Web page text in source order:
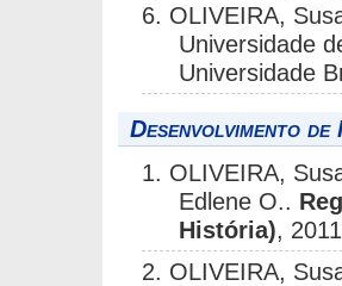
6. OLIVEIRA,
Universidade
Universidade
Desenvolvimento
1. OLIVEIRA,
Edlene O..
História),
2. OLIVEIRA,